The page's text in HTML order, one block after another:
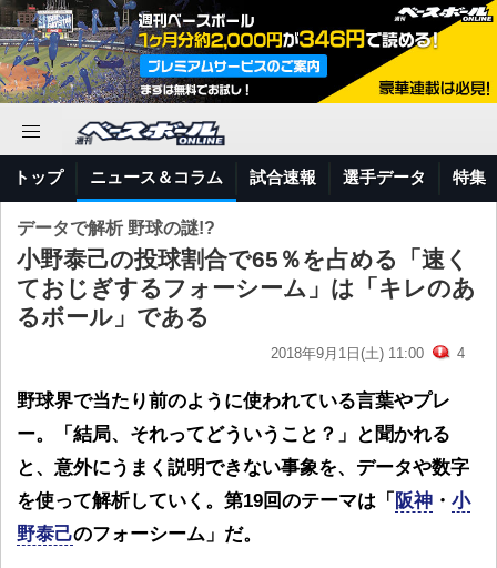
トップ ニュース＆コラム 試合速報 選手データ 特集
データで解析 野球の謎!?
小野泰己の投球割合で65％を占める「速く
ておじぎするフォーシーム」は「キレのあ
るボール」である
2018年9月1日(土) 11:00 4
野球界で当たり前のように使われている言葉やプレ
ー。「結局、それってどういうこと？」と聞かれる
と、意外にうまく説明できない事象を、データや数字
を使って解析していく。第19回のテーマは「 阪神 ・ 小
野泰己のフォーシーム」だ。